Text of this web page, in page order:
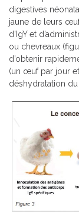
digestives
jaune de leurs
d’IgY et
ou chevreaux
d’obtenir
(un œuf par jour
déshydratation du